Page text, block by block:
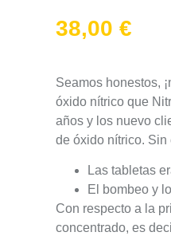
38,00 €
Seamos honestos,
óxido nítrico que
años y los nuevo
de óxido nítrico. Sin
Las tabletas
El bombeo y
Con respecto a la
concentrado, es